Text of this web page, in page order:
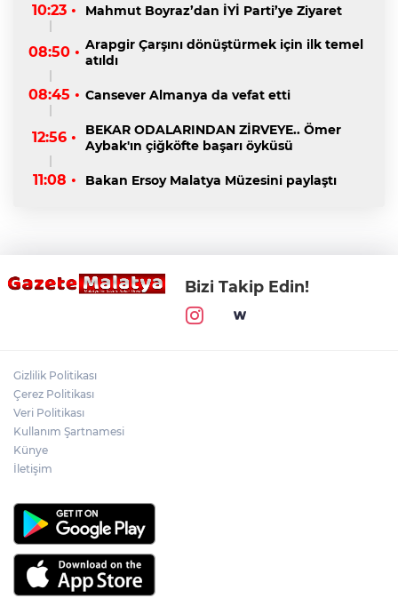
10:23 • Mahmut Boyraz’dan İYİ Parti’ye Ziyaret
08:50 • Arapgir Çarşını dönüştürmek için ilk temel
atıldı
08:45 • Cansever Almanya da vefat etti
12:56 •
BEKAR ODALARINDAN ZİRVEYE.. Ömer
Aybak'ın çiğköfte başarı öyküsü
11:08 • Bakan Ersoy Malatya Müzesini paylaştı
Bizi Takip Edin!
Gizlilik Politikası
Çerez Politikası
Veri Politikası
Kullanım Şartnamesi
Künye
İletişim